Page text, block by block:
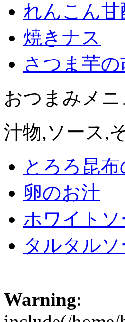
れんこん甘
焼きナス
さつま芋
おつまみメニ
汁物,ソース,
とろろ昆
卵のお汁
ホワイトソ
タルタルソ
Warning: